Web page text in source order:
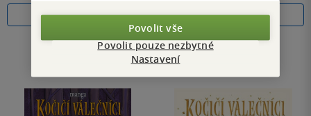
Do košíku
Do košíku
Povolit vše
Povolit pouze nezbytné
Nastavení